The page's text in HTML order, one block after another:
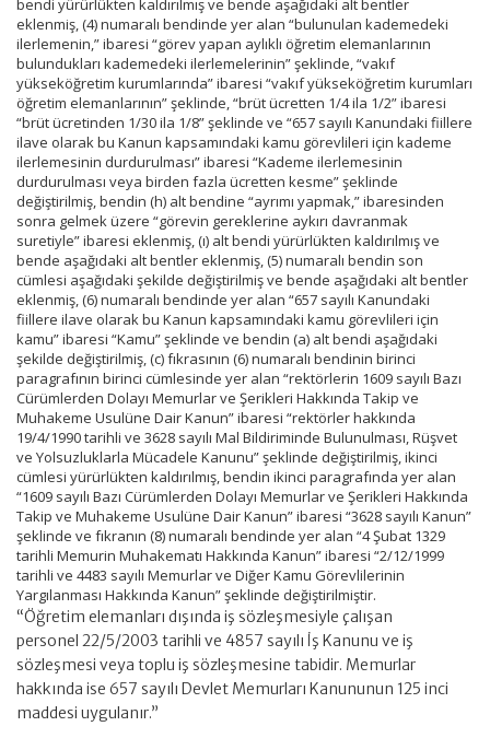
bendi yürürlükten kaldırılmış ve bende aşağıdaki alt bentler
eklenmiş, (4) numaralı bendinde yer alan “bulunulan kademedeki
ilerlemenin,” ibaresi “görev yapan aylıklı öğretim elemanlarının
bulundukları kademedeki ilerlemelerinin” şeklinde, “vakıf
yükseköğretim kurumlarında” ibaresi “vakıf yükseköğretim kurumları
öğretim elemanlarının” şeklinde, “brüt ücretten 1/4 ila 1/2” ibaresi
“brüt ücretinden 1/30 ila 1/8” şeklinde ve “657 sayılı Kanundaki fiillere
ilave olarak bu Kanun kapsamındaki kamu görevlileri için kademe
ilerlemesinin durdurulması” ibaresi “Kademe ilerlemesinin
durdurulması veya birden fazla ücretten kesme” şeklinde
değiştirilmiş, bendin (h) alt bendine “ayrımı yapmak,” ibaresinden
sonra gelmek üzere “görevin gereklerine aykırı davranmak
suretiyle” ibaresi eklenmiş, (ı) alt bendi yürürlükten kaldırılmış ve
bende aşağıdaki alt bentler eklenmiş, (5) numaralı bendin son
cümlesi aşağıdaki şekilde değiştirilmiş ve bende aşağıdaki alt bentler
eklenmiş, (6) numaralı bendinde yer alan “657 sayılı Kanundaki
fiillere ilave olarak bu Kanun kapsamındaki kamu görevlileri için
kamu” ibaresi “Kamu” şeklinde ve bendin (a) alt bendi aşağıdaki
şekilde değiştirilmiş, (c) fıkrasının (6) numaralı bendinin birinci
paragrafının birinci cümlesinde yer alan “rektörlerin 1609 sayılı Bazı
Cürümlerden Dolayı Memurlar ve Şerikleri Hakkında Takip ve
Muhakeme Usulüne Dair Kanun” ibaresi “rektörler hakkında
19/4/1990 tarihli ve 3628 sayılı Mal Bildiriminde Bulunulması, Rüşvet
ve Yolsuzluklarla Mücadele Kanunu” şeklinde değiştirilmiş, ikinci
cümlesi yürürlükten kaldırılmış, bendin ikinci paragrafında yer alan
“1609 sayılı Bazı Cürümlerden Dolayı Memurlar ve Şerikleri Hakkında
Takip ve Muhakeme Usulüne Dair Kanun” ibaresi “3628 sayılı Kanun”
şeklinde ve fıkranın (8) numaralı bendinde yer alan “4 Şubat 1329
tarihli Memurin Muhakematı Hakkında Kanun” ibaresi “2/12/1999
tarihli ve 4483 sayılı Memurlar ve Diğer Kamu Görevlilerinin
Yargılanması Hakkında Kanun” şeklinde değiştirilmiştir.
“Öğretim elemanları dışında iş sözleşmesiyle çalışan
personel 22/5/2003 tarihli ve 4857 sayılı İş Kanunu ve iş
sözleşmesi veya toplu iş sözleşmesine tabidir. Memurlar
hakkında ise 657 sayılı Devlet Memurları Kanununun 125 inci
maddesi uygulanır.”